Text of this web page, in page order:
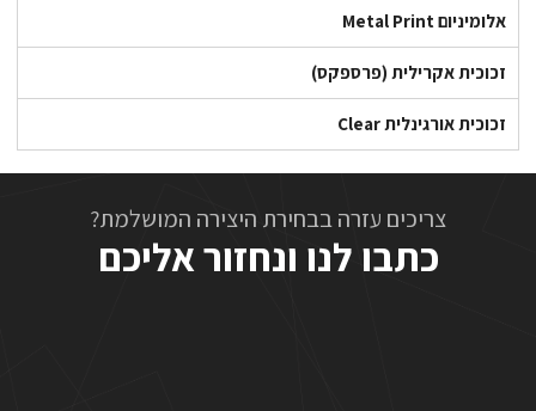
אלומיניום Metal Print
זכוכית אקרילית (פרספקס)
זכוכית אורגינלית Clear
צריכים עזרה בבחירת היצירה המושלמת?
כתבו לנו ונחזור אליכם